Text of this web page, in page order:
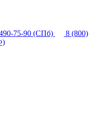
75-90 (СПб)
8 (800)